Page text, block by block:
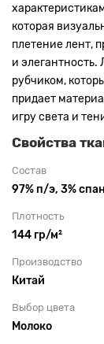
которая
плетение лент,
и
рубчиком,
придает
игру света и
Свойства
Состав
97% п/э, 3%
Плотность
144 гр/м²
Производство
Китай
Выбор цвета
Молоко